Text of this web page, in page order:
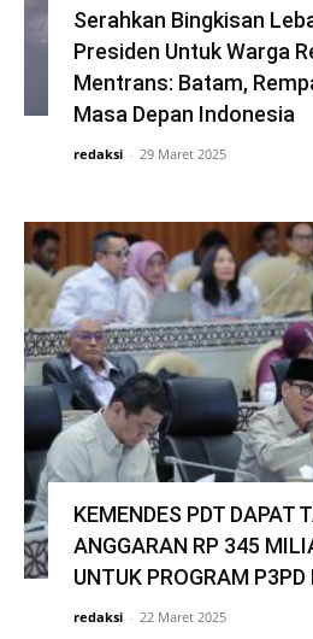
Serahkan Bingkisan
Presiden Untuk Warga
Mentrans: Batam,
Masa Depan Indonesia
redaksi - 29 Maret 2025
KEMENDES PDT DAPAT
ANGGARAN RP 345
UNTUK PROGRAM P3PD
redaksi - 22 Maret 2025